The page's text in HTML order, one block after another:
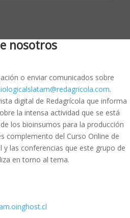
nosotros
o enviar comunicados sobre
.
digital de Redagrícola que informa
la intensa actividad que se está
los bioinsumos para la producción
complemento del Curso Online de
las conferencias que este grupo de
en torno al tema.